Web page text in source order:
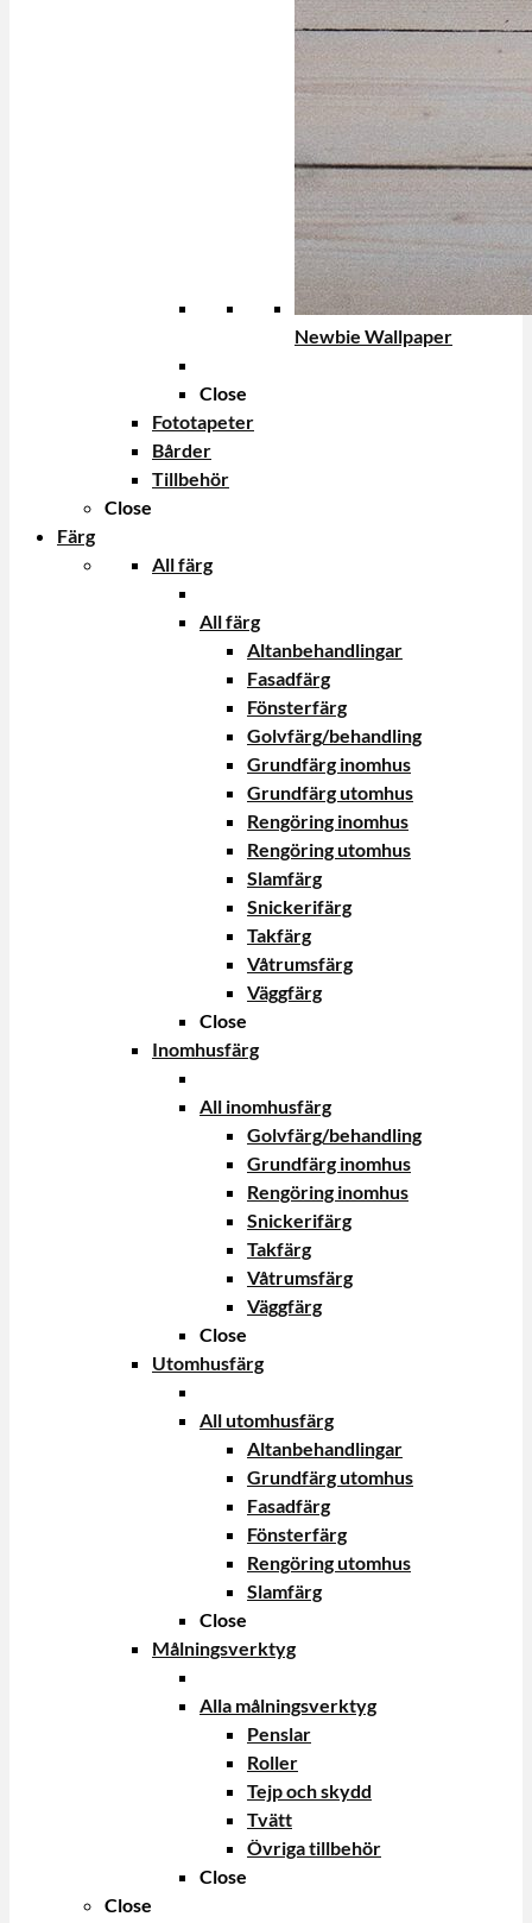
Newbie Wallpaper
Close
Fototapeter
Bårder
Tillbehör
Close
Färg
All färg
All färg
Altanbehandlingar
Fasadfärg
Fönsterfärg
Golvfärg/behandling
Grundfärg inomhus
Grundfärg utomhus
Rengöring inomhus
Rengöring utomhus
Slamfärg
Snickerifärg
Takfärg
Våtrumsfärg
Väggfärg
Close
Inomhusfärg
All inomhusfärg
Golvfärg/behandling
Grundfärg inomhus
Rengöring inomhus
Snickerifärg
Takfärg
Våtrumsfärg
Väggfärg
Close
Utomhusfärg
All utomhusfärg
Altanbehandlingar
Grundfärg utomhus
Fasadfärg
Fönsterfärg
Rengöring utomhus
Slamfärg
Close
Målningsverktyg
Alla målningsverktyg
Penslar
Roller
Tejp och skydd
Tvätt
Övriga tillbehör
Close
Close